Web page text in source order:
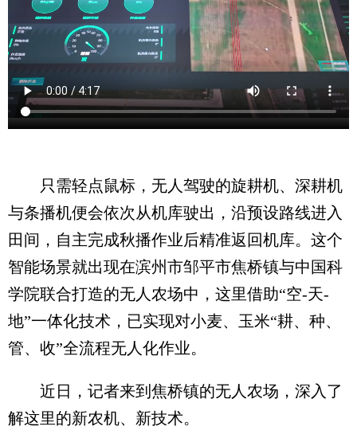
只需轻点鼠标，无人驾驶的旋耕机、深耕机
与条播机便会依次从机库驶出，沿预设路线进入
田间，自主完成秋播作业后精准返回机库。这个
智能场景就出现在滨州市邹平市焦桥镇与中国科
学院联合打造的无人农场中，这里借助“空-天-
地”一体化技术，已实现对小麦、玉米“耕、种、
管、收”全流程无人化作业。
近日，记者来到焦桥镇的无人农场，深入了
解这里的新农机、新技术。